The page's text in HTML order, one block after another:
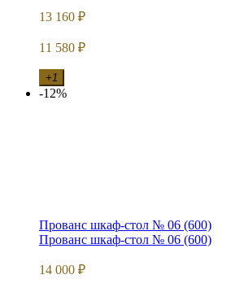
13 160 ₽
11 580 ₽
+1
-12%
Прованс шкаф-стол № 06 (600)
Прованс шкаф-стол № 06 (600)
14 000 ₽